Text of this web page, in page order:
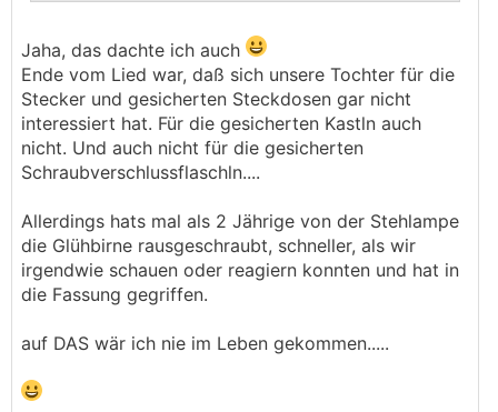
..
Jaha, das dachte ich auch
Ende vom Lied war, daß sich unsere Tochter für die
Stecker und gesicherten Steckdosen gar nicht
interessiert hat. Für die gesicherten Kastln auch
nicht. Und auch nicht für die gesicherten
Schraubverschlussflaschln....
Allerdings hats mal als 2 Jährige von der Stehlampe
die Glühbirne rausgeschraubt, schneller, als wir
irgendwie schauen oder reagiern konnten und hat in
die Fassung gegriffen.
auf DAS wär ich nie im Leben gekommen.....